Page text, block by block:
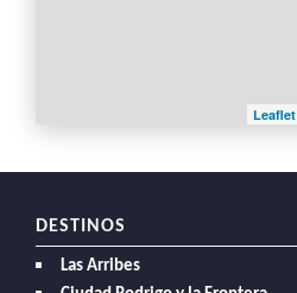
Leaflet
DESTINOS
Las Arribes